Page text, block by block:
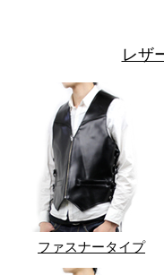
レザ
ファスナータイプ